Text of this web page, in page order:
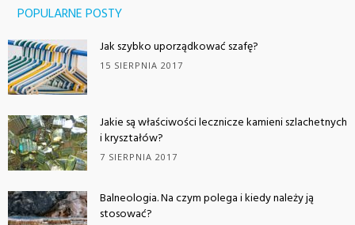
POPULARNE POSTY
Jak szybko uporządkować szafę?
15 SIERPNIA 2017
Jakie są właściwości lecznicze kamieni szlachetnych
i kryształów?
7 SIERPNIA 2017
Balneologia. Na czym polega i kiedy należy ją
stosować?